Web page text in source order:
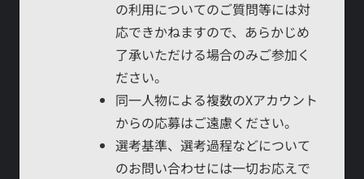
の利用についてのご質問等には対
応できかねますので、あらかじめ
了承いただける場合のみご参加く
ださい。
同一人物による複数のXアカウント
からの応募はご遠慮ください。
選考基準、選考過程などについて
のお問い合わせには一切お応えで